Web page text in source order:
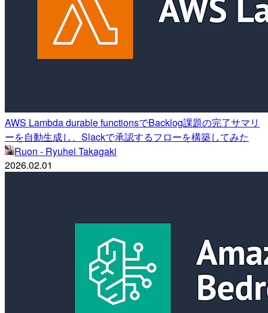
AWS Lambda durable functionsでBacklog課題の完了サマリ
ーを自動生成し、Slackで承認するフローを構築してみた
Ruon - Ryuhei Takagaki
2026.02.01